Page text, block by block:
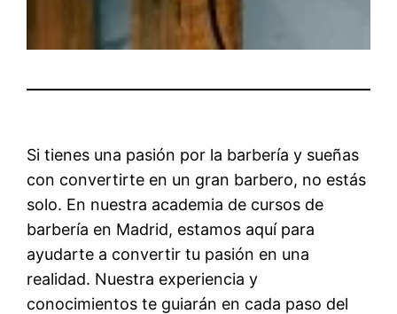
Si tienes una pasión por la barbería y sueñas
con convertirte en un gran barbero, no estás
solo. En nuestra academia de cursos de
barbería en Madrid, estamos aquí para
ayudarte a convertir tu pasión en una
realidad. Nuestra experiencia y
conocimientos te guiarán en cada paso del